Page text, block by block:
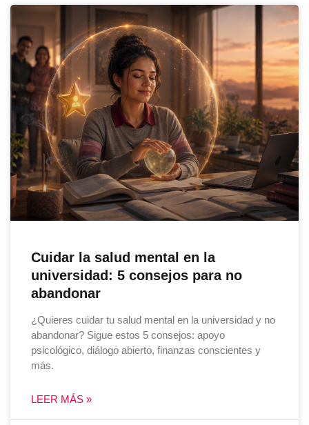
Cuidar la salud mental en la
universidad: 5 consejos para no
abandonar
¿Quieres cuidar tu salud mental en la universidad y no
abandonar? Sigue estos 5 consejos: apoyo
psicológico, diálogo abierto, finanzas conscientes y
más.
LEER MÁS »